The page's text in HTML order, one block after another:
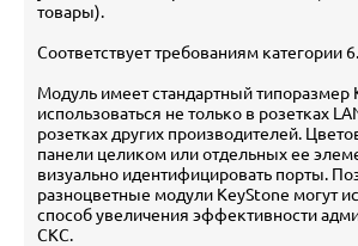
товары).
Соответствует требованиям категории 6.
Модуль имеет стандартный
использоваться не только в розетках
розетках других производителей.
панели целиком или отдельных ее
визуально идентифицировать порты.
разноцветные модули KeyStone могут
способ увеличения эффективности
СКС.